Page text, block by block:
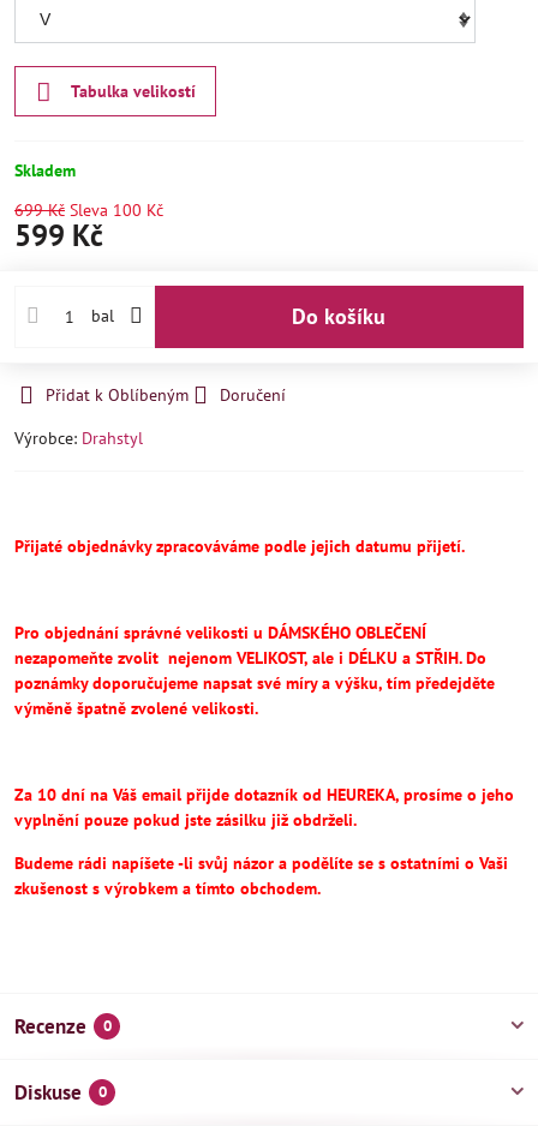
Tabulka velikostí
Skladem
699 Kč Sleva 100 Kč
599 Kč
bal Do košíku
Přidat k Oblíbeným
Doručení
Výrobce: Drahstyl
Přijaté objednávky zpracováváme podle jejich datumu přijetí.
Pro objednání správné velikosti u DÁMSKÉHO OBLEČENÍ
nezapomeňte zvolit nejenom VELIKOST, ale i DÉLKU a STŘIH.Do
poznámky doporučujeme napsat své míry a výšku, tím předejděte
výměně špatně zvolené velikosti.
Za 10 dní na Váš email přijde dotazník od HEUREKA, prosíme o jeho
vyplnění pouze pokud jste zásilku již obdrželi.
Budeme rádi napíšete -li svůj názor a podělíte se s ostatními o Vaši
zkušenost s výrobkem a tímto obchodem.
Recenze 0
Diskuse 0